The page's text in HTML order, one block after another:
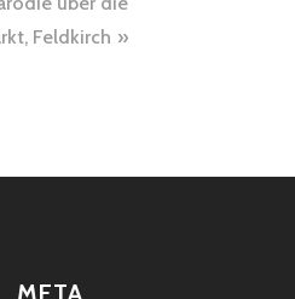
Feldkirch
META